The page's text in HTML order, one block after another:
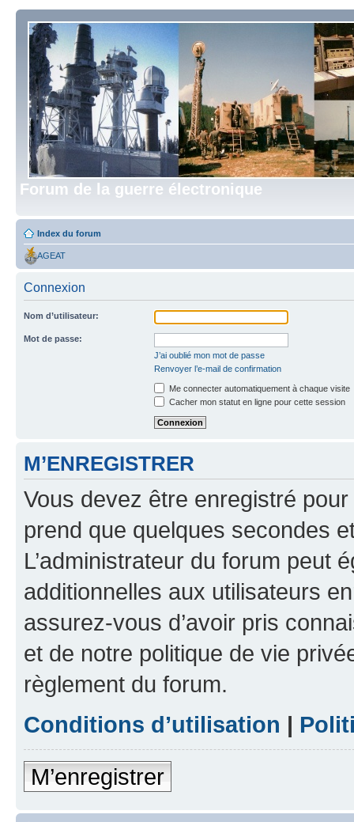
Forum de la guerre électronique
Index du forum
AGEAT
Connexion
Nom d’utilisateur:
Mot de passe:
J’ai oublié mon mot de passe
Renvoyer l’e-mail de confirmation
Me connecter automatiquement à chaque visite
Cacher mon statut en ligne pour cette session
M’ENREGISTRER
Vous devez être enregistré
prend que quelques secondes
L’administrateur du forum peut
additionnelles aux utilisateurs
assurez-vous d’avoir pris
et de notre politique de vie
règlement du forum.
Conditions d’utilisation |
M’enregistrer